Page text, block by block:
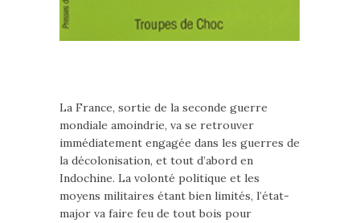
La France, sortie de la seconde guerre
mondiale amoindrie, va se retrouver
immédiatement engagée dans les guerres de
la décolonisation, et tout d’abord en
Indochine. La volonté politique et les
moyens militaires étant bien limités, l’état-
major va faire feu de tout bois pour